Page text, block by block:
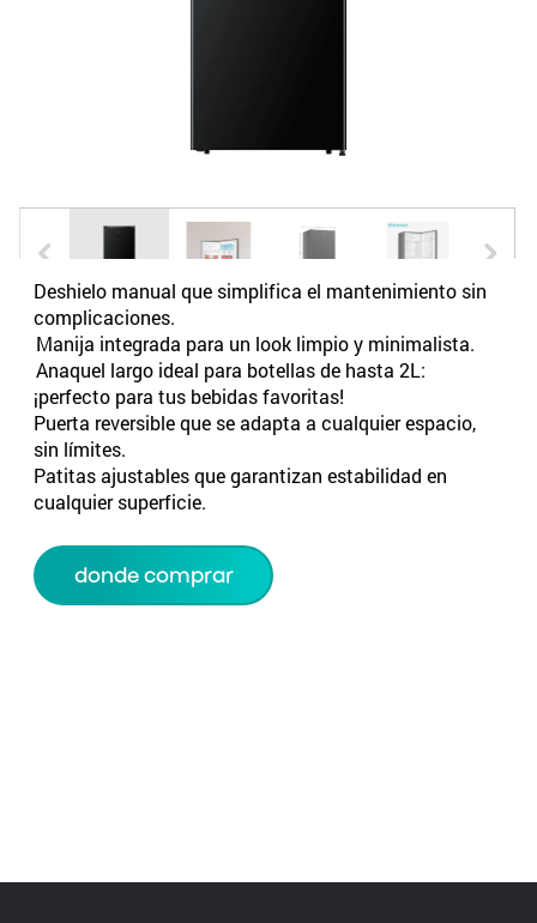
Deshielo manual que simplifica el mantenimiento sin
complicaciones.
Manija integrada para un look limpio y minimalista.
Anaquel largo ideal para botellas de hasta 2L:
¡perfecto para tus bebidas favoritas!
Puerta reversible que se adapta a cualquier espacio,
sin límites.
Patitas ajustables que garantizan estabilidad en
cualquier superficie.
donde comprar